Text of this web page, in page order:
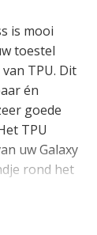
is mooi
toestel
TPU. Dit
én
goede
TPU
uw Galaxy
rond het